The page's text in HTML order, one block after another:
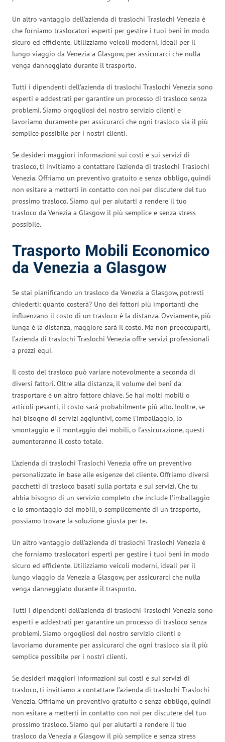
Un altro vantaggio dell’azienda di traslochi Traslochi Venezia è
che forniamo traslocatori esperti per gestire i tuoi beni in modo
sicuro ed efficiente. Utilizziamo veicoli moderni, ideali per il
lungo viaggio da Venezia a Glasgow, per assicurarci che nulla
venga danneggiato durante il trasporto.
Tutti i dipendenti dell’azienda di traslochi Traslochi Venezia sono
esperti e addestrati per garantire un processo di trasloco senza
problemi. Siamo orgogliosi del nostro servizio clienti e
lavoriamo duramente per assicurarci che ogni trasloco sia il più
semplice possibile per i nostri clienti.
Se desideri maggiori informazioni sui costi e sui servizi di
trasloco, ti invitiamo a contattare l’azienda di traslochi Traslochi
Venezia. Offriamo un preventivo gratuito e senza obbligo, quindi
non esitare a metterti in contatto con noi per discutere del tuo
prossimo trasloco. Siamo qui per aiutarti a rendere il tuo
trasloco da Venezia a Glasgow il più semplice e senza stress
possibile.
Trasporto Mobili Economico
da Venezia a Glasgow
Se stai pianificando un trasloco da Venezia a Glasgow, potresti
chiederti: quanto costerà? Uno dei fattori più importanti che
influenzano il costo di un trasloco è la distanza. Ovviamente, più
lunga è la distanza, maggiore sarà il costo. Ma non preoccuparti,
l’azienda di traslochi Traslochi Venezia offre servizi professionali
a prezzi equi.
Il costo del trasloco può variare notevolmente a seconda di
diversi fattori. Oltre alla distanza, il volume dei beni da
trasportare è un altro fattore chiave. Se hai molti mobili o
articoli pesanti, il costo sarà probabilmente più alto. Inoltre, se
hai bisogno di servizi aggiuntivi, come l’imballaggio, lo
smontaggio e il montaggio dei mobili, o l’assicurazione, questi
aumenteranno il costo totale.
L’azienda di traslochi Traslochi Venezia offre un preventivo
personalizzato in base alle esigenze del cliente. Offriamo diversi
pacchetti di trasloco basati sulla portata e sui servizi. Che tu
abbia bisogno di un servizio completo che include l’imballaggio
e lo smontaggio dei mobili, o semplicemente di un trasporto,
possiamo trovare la soluzione giusta per te.
Un altro vantaggio dell’azienda di traslochi Traslochi Venezia è
che forniamo traslocatori esperti per gestire i tuoi beni in modo
sicuro ed efficiente. Utilizziamo veicoli moderni, ideali per il
lungo viaggio da Venezia a Glasgow, per assicurarci che nulla
venga danneggiato durante il trasporto.
Tutti i dipendenti dell’azienda di traslochi Traslochi Venezia sono
esperti e addestrati per garantire un processo di trasloco senza
problemi. Siamo orgogliosi del nostro servizio clienti e
lavoriamo duramente per assicurarci che ogni trasloco sia il più
semplice possibile per i nostri clienti.
Se desideri maggiori informazioni sui costi e sui servizi di
trasloco, ti invitiamo a contattare l’azienda di traslochi Traslochi
Venezia. Offriamo un preventivo gratuito e senza obbligo, quindi
non esitare a metterti in contatto con noi per discutere del tuo
prossimo trasloco. Siamo qui per aiutarti a rendere il tuo
trasloco da Venezia a Glasgow il più semplice e senza stress